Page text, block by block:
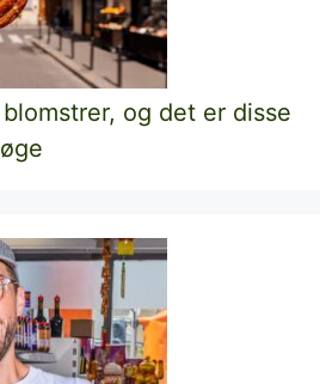
og det er disse